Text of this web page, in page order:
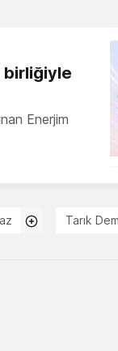
birliğiyle
Enerjim
Tarık